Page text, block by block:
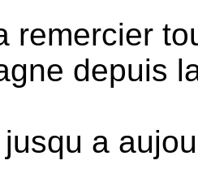
remercier
depuis
a